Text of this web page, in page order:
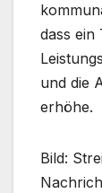
dass ein
und die
erhöhe.
Bild: